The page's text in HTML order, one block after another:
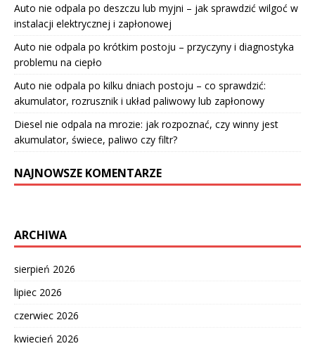
Auto nie odpala po deszczu lub myjni – jak sprawdzić wilgoć w
instalacji elektrycznej i zapłonowej
Auto nie odpala po krótkim postoju – przyczyny i diagnostyka
problemu na ciepło
Auto nie odpala po kilku dniach postoju – co sprawdzić:
akumulator, rozrusznik i układ paliwowy lub zapłonowy
Diesel nie odpala na mrozie: jak rozpoznać, czy winny jest
akumulator, świece, paliwo czy filtr?
NAJNOWSZE KOMENTARZE
ARCHIWA
sierpień 2026
lipiec 2026
czerwiec 2026
kwiecień 2026